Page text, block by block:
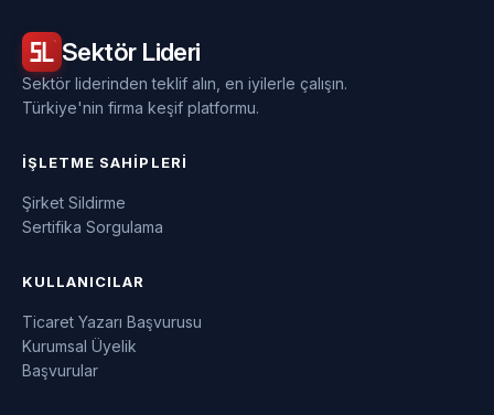
Sektör Lideri
Sektör liderinden teklif alın, en iyilerle çalışın.
Türkiye'nin firma keşif platformu.
İŞLETME SAHIPLERI
Şirket Sildirme
Sertifika Sorgulama
KULLANICILAR
Ticaret Yazarı Başvurusu
Kurumsal Üyelik
Başvurular